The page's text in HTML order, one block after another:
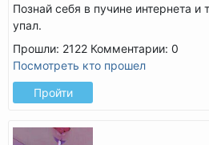
Познай себя в пучине интернета и
упал.
Прошли: 2122 Комментарии: 0
Посмотреть кто прошел
Пройти